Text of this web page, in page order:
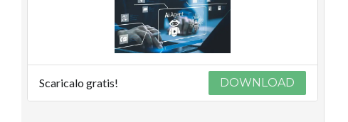
Scaricalo gratis! DOWNLOAD